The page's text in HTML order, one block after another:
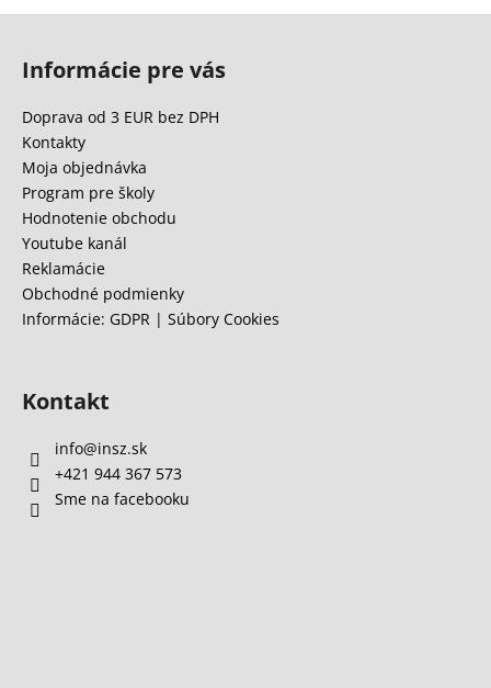
Informácie pre vás
Doprava od 3 EUR bez DPH
Kontakty
Moja objednávka
Program pre školy
Hodnotenie obchodu
Youtube kanál
Reklamácie
Obchodné podmienky
Informácie: GDPR | Súbory Cookies
Kontakt
info@insz.sk
+421 944 367 573
Sme na facebooku